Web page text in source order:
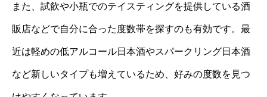
また、試飲や小瓶でのテイスティングを提供している酒
販店などで自分に合った度数帯を探すのも有効です。最
近は軽めの低アルコール日本酒やスパークリング日本酒
など新しいタイプも増えているため、好みの度数を見つ